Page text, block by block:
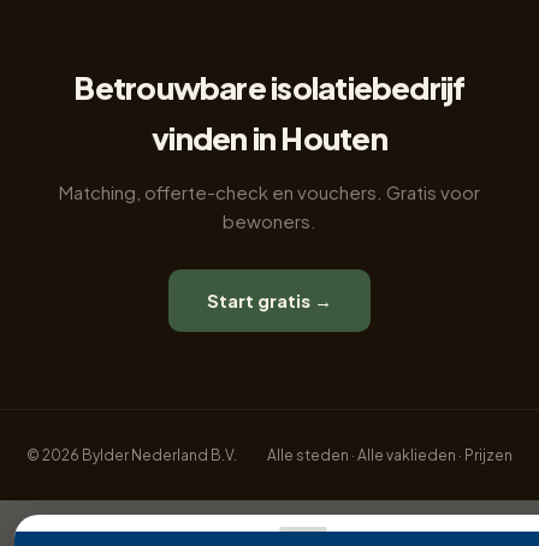
Betrouwbare isolatiebedrijf
vinden in Houten
Matching, offerte-check en vouchers. Gratis voor
bewoners.
Start gratis →
© 2026 Bylder Nederland B.V. Alle steden · Alle vaklieden · Prijzen